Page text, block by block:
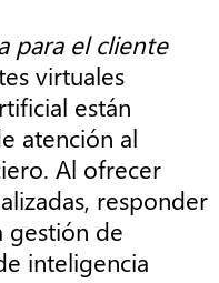
para el cliente
virtuales
están
atención al
Al ofrecer
responder
gestión de
inteligencia